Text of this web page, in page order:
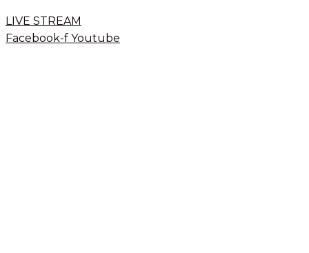
LIVE STREAM
Facebook-f Youtube